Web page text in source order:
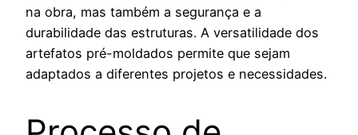
na obra, mas também a segurança e a
durabilidade das estruturas. A versatilidade dos
artefatos pré-moldados permite que sejam
adaptados a diferentes projetos e necessidades.